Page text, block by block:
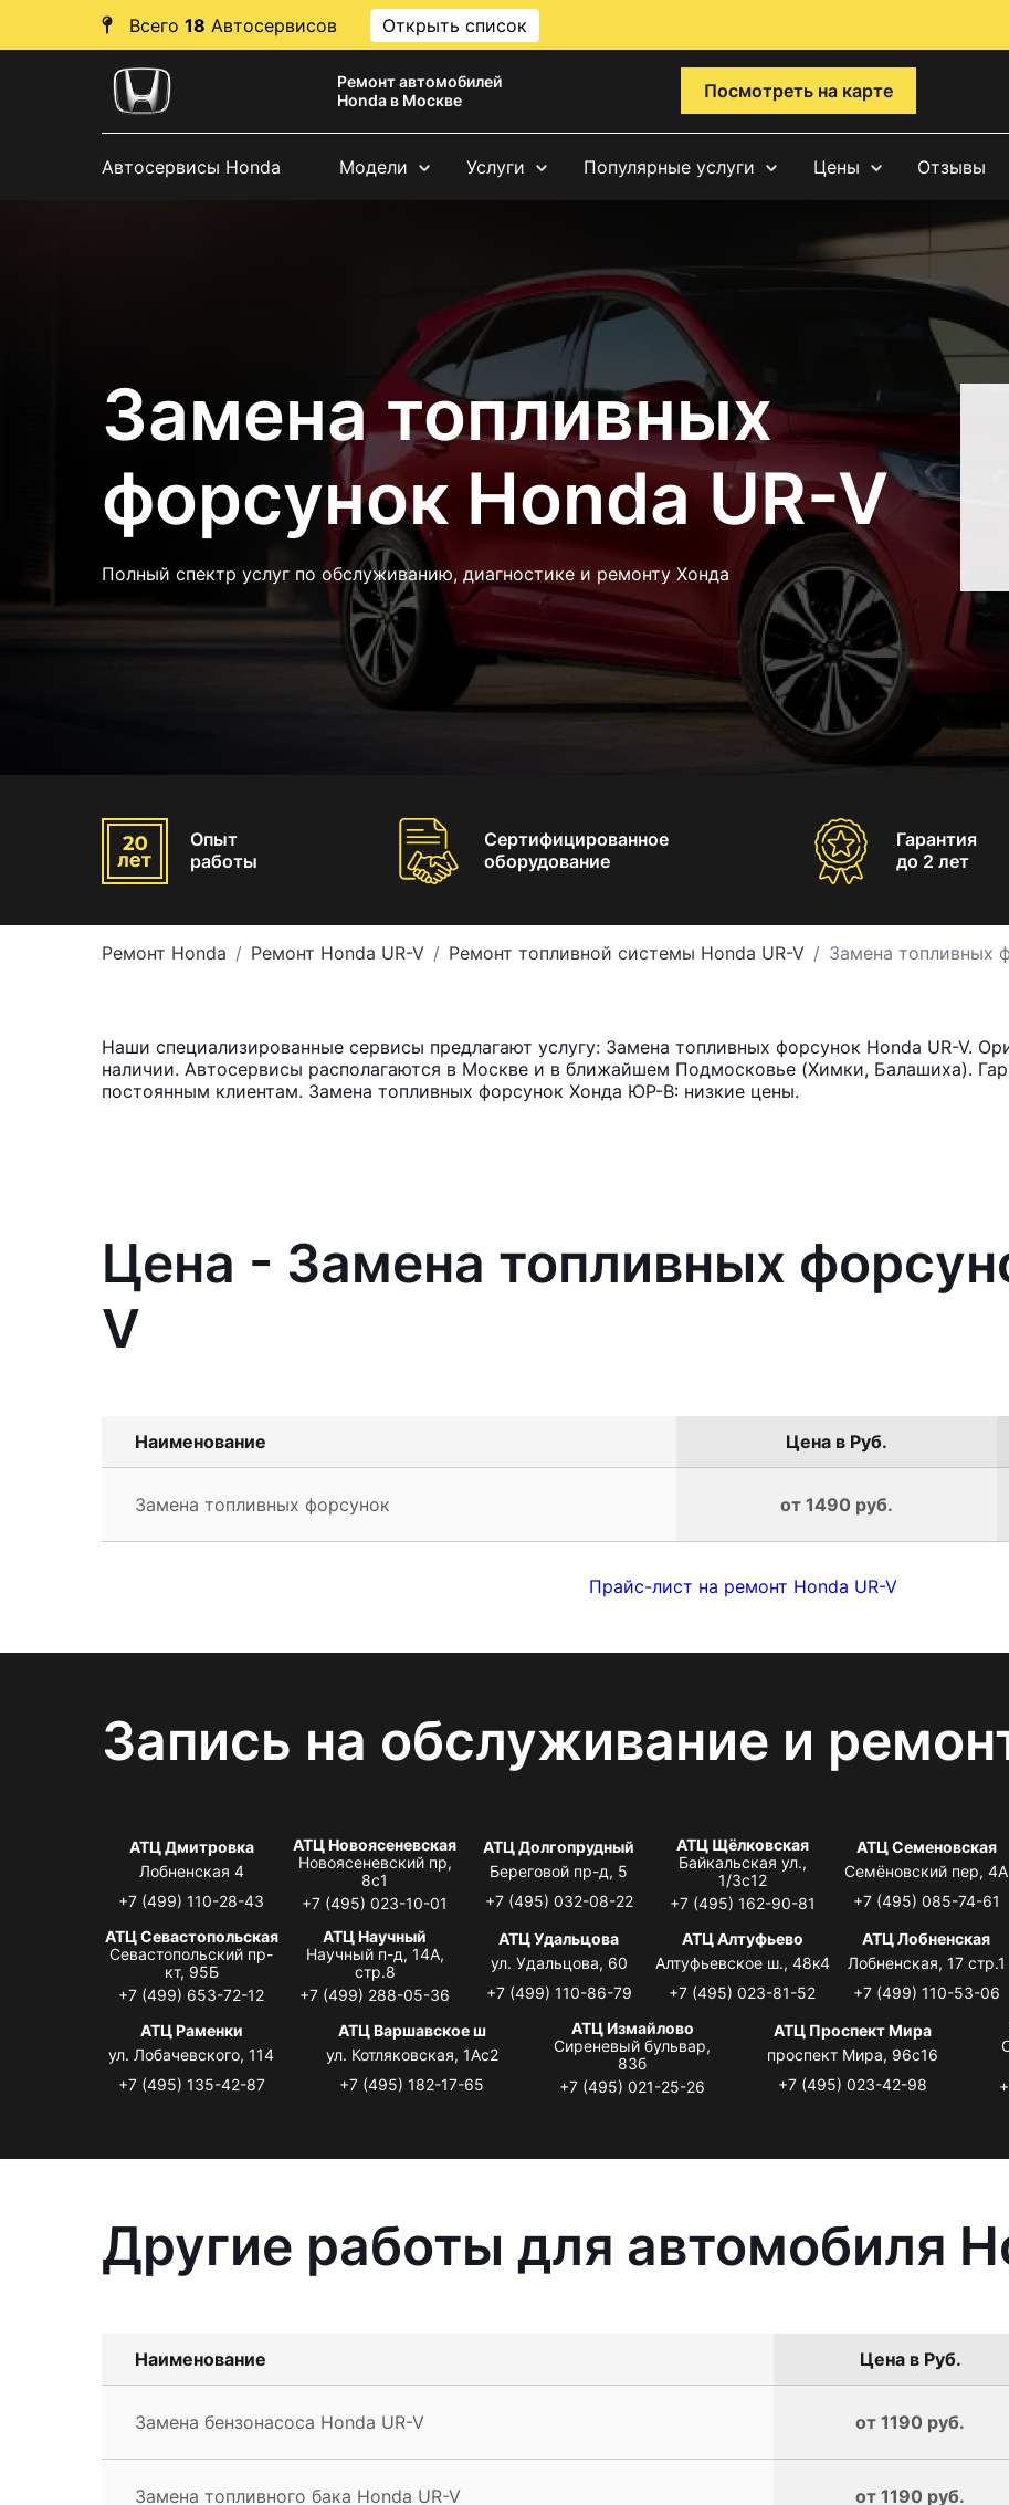
Всего 18 Автосервисов Открыть список
Ремонт автомобилей
Honda в Москве
Посмотреть на карте
Автосервисы Honda Модели Услуги Популярные услуги Цены Отзывы
Замена топливных
форсунок Honda UR-V
Полный спектр услуг по обслуживанию, диагностике и ремонту Хонда
Опыт
работы
Сертифицированное
оборудование
Гарантия
до 2 лет
Ремонт Honda Ремонт Honda UR-V Ремонт топливной системы Honda UR-V Замена топливных
Наши специализированные сервисы предлагают услугу: Замена топливных форсунок Honda UR-V.
наличии. Автосервисы располагаются в Москве и в ближайшем Подмосковье (Химки, Балашиха).
постоянным клиентам. Замена топливных форсунок Хонда ЮР-В: низкие цены.
Цена - Замена топливных
V
Наименование Цена в Руб.
Замена топливных форсунок от 1490 руб.
Прайс-лист на ремонт Honda UR-V
Запись на обслуживание и
АТЦ Дмитровка
Лобненская 4
+7 (499) 110-28-43
АТЦ Новоясеневская
Новоясеневский пр,
8с1
+7 (495) 023-10-01
АТЦ Долгопрудный
Береговой пр-д, 5
+7 (495) 032-08-22
АТЦ Щёлковская
Байкальская ул.,
1/3с12
+7 (495) 162-90-81
АТЦ Семеновская
Семёновский пер, 4А
+7 (495) 085-74-61
АТЦ Севастопольская
Севастопольский пр-
кт, 95Б
+7 (499) 653-72-12
АТЦ Научный
Научный п-д, 14А,
стр.8
+7 (499) 288-05-36
АТЦ Удальцова
ул. Удальцова, 60
+7 (499) 110-86-79
АТЦ Алтуфьево
Алтуфьевское ш., 48к4
+7 (495) 023-81-52
АТЦ Лобненская
Лобненская, 17 стр.1
+7 (499) 110-53-06
АТЦ Раменки
ул. Лобачевского, 114
+7 (495) 135-42-87
АТЦ Варшавское ш
ул. Котляковская, 1Ас2
+7 (495) 182-17-65
АТЦ Измайлово
Сиреневый бульвар,
83б
+7 (495) 021-25-26
АТЦ Проспект Мира
проспект Мира, 96с16
+7 (495) 023-42-98
Другие работы для автомобиля
Наименование Цена в Руб.
Замена бензонасоса Honda UR-V от 1190 руб.
Замена топливного бака Honda UR-V от 1190 руб.